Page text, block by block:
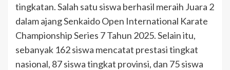
tingkatan. Salah satu siswa berhasil meraih Juara 2
dalam ajang Senkaido Open International Karate
Championship Series 7 Tahun 2025. Selain itu,
sebanyak 162 siswa mencatat prestasi tingkat
nasional, 87 siswa tingkat provinsi, dan 75 siswa